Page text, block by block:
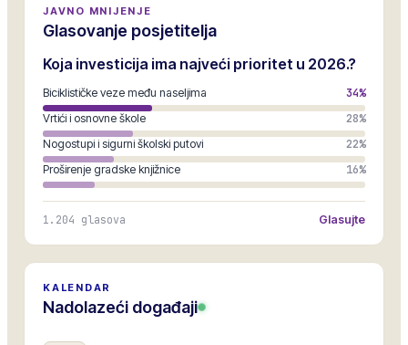
JAVNO MNIJENJE
Glasovanje posjetitelja
Koja investicija ima najveći prioritet u 2026.?
Biciklističke veze među naseljima 34%
Vrtići i osnovne škole 28%
Nogostupi i sigurni školski putovi 22%
Proširenje gradske knjižnice 16%
1.204 glasova Glasujte
KALENDAR
Nadolazeći događaji